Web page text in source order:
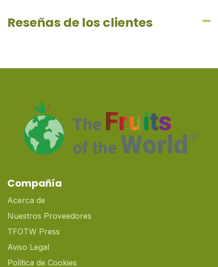
Reseñas de los clientes
Compañía
Acerca de
Nuestros Proveedores
TFOTW Press
Aviso Legal
Política de Cookies